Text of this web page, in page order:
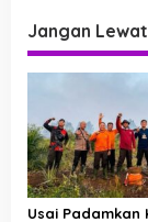
g
a
s
i
p
o
s
Jangan
Usai Padamkan